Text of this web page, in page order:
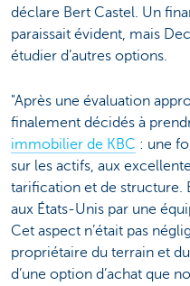
déclare Bert Castel. Un
paraissait évident, mais
étudier d’autres options.
"Après une évaluation
finalement décidés à
immobilier de KBC : une
sur les actifs, aux
tarification et de structure.
aux États-Unis par une
Cet aspect n’était pas
propriétaire du terrain et
d’une option d’achat que